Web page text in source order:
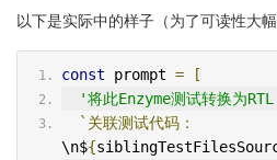
以下是实际中的样子（为了可读性大幅
const prompt =
[
'将此Enzyme测试转换为
`关联测试代码：
\n${